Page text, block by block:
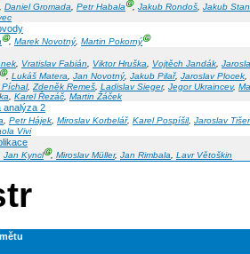
, Daniel Gromada, Petr HabalaⒼ, Jakub Rondoš, Jakub
Ⓖ, Marek Novotný, Martin PokornýⒼ
, Vratislav Fabián, Viktor Hruška, Vojtěch Jandák,
Ⓖ, Lukáš Matera, Jan Novotný, Jakub Pilař, Jaroslav Plocek,
Píchal, Zdeněk Remeš Ladislav Sieger, Jegor Ukraincev,
Karel Řezáč Martin Žáček
analýza 2
, Petr Hájek, Miroslav Korbelář, Karel Pospíšil, Jaroslav Tišer
Vivi
Jan KynclⒼ, Miroslav Müller, Jan Rimbala, Lavr Větoškin